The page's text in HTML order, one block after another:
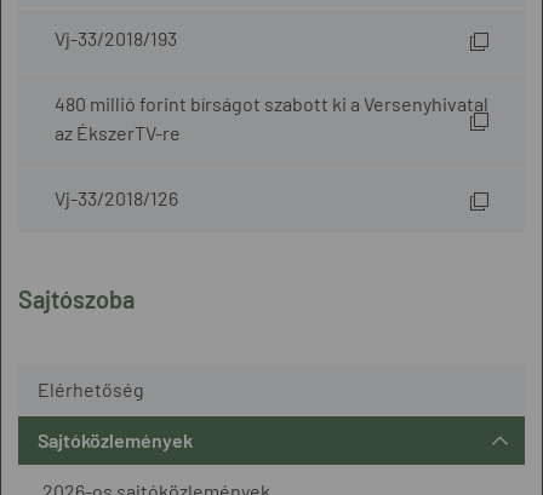
Sajtószoba
Elérhetőség
Sajtóközlemények
Vj-33/2018/193
480 millió forint bírságot szabott ki a Versenyhivatal
az ÉkszerTV-re
Vj-33/2018/126